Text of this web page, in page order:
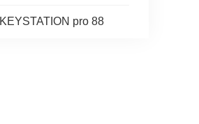
KEYSTATION pro 88